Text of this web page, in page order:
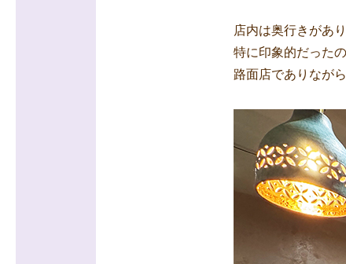
店内は奥行きがあ
特に印象的だった
路面店でありなが